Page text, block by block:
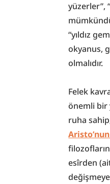
yüzerler”,
“yıldız
okyanus,
olmalıdır.
Felek
önemli bir
ruha
esîrden